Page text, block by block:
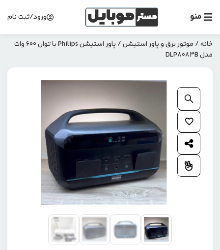
منو ورود/ثبت نام
خانه/ موتور برق و پاور استیشن
/ پاور استیشن Philips با توان 600 وات
مدل DLP8083B
افزودن به علاقمندی ها
اشتراک گذاری محصول
افزودن به مقایسه